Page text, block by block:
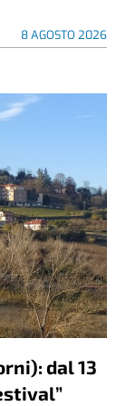
8 AGOSTO 2026
dal 13